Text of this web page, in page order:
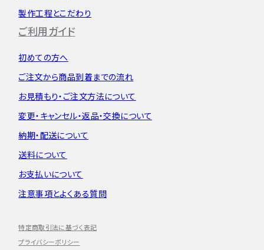
製作工程とこだわり
ご利用ガイド
初めての方へ
ご注文から商品到着までの流れ
お見積もり・ ご注文方法について
変更・キャンセル・返品・交換について
納期・配送について
送料について
お支払いについて
注意事項とよくある質問
特定商取引法に基づく表記
プライバシーポリシー